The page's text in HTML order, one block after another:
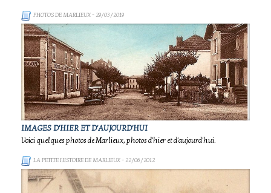
PHOTOS DE MARLIEUX- 29/03/2019
IMAGES D'HIER ET D'AUJOURD'HUI
Voici quelques photos de Marlieux, photos d'hier et d'aujourd'hui.
LA PETITE HISTOIRE DE MARLIEUX- 22/06/2012